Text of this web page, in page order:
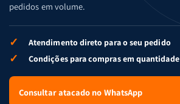
pedidos em volume.
✓ Atendimento direto para o seu pedido
✓ Condições para compras em quantidade
Consultar atacado no WhatsApp